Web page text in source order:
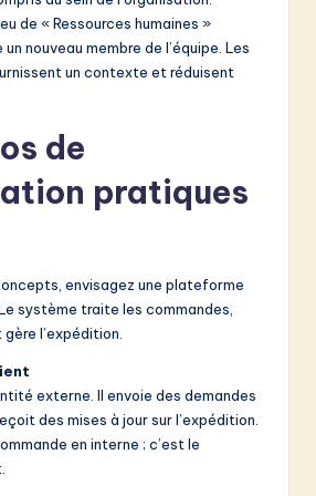
de « Ressources humaines »
nouveau membre de l’équipe. Les
un contexte et réduisent
de
pratiques
envisagez une plateforme
système traite les commandes,
l’expédition.
externe. Il envoie des demandes
des mises à jour sur l’expédition.
en interne ; c’est le